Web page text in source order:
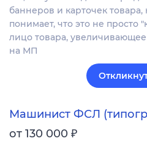
баннеров и карточек
понимает, что это не просто
лицо товара,
на МП
Машинист ФСЛ
от 130 000 ₽